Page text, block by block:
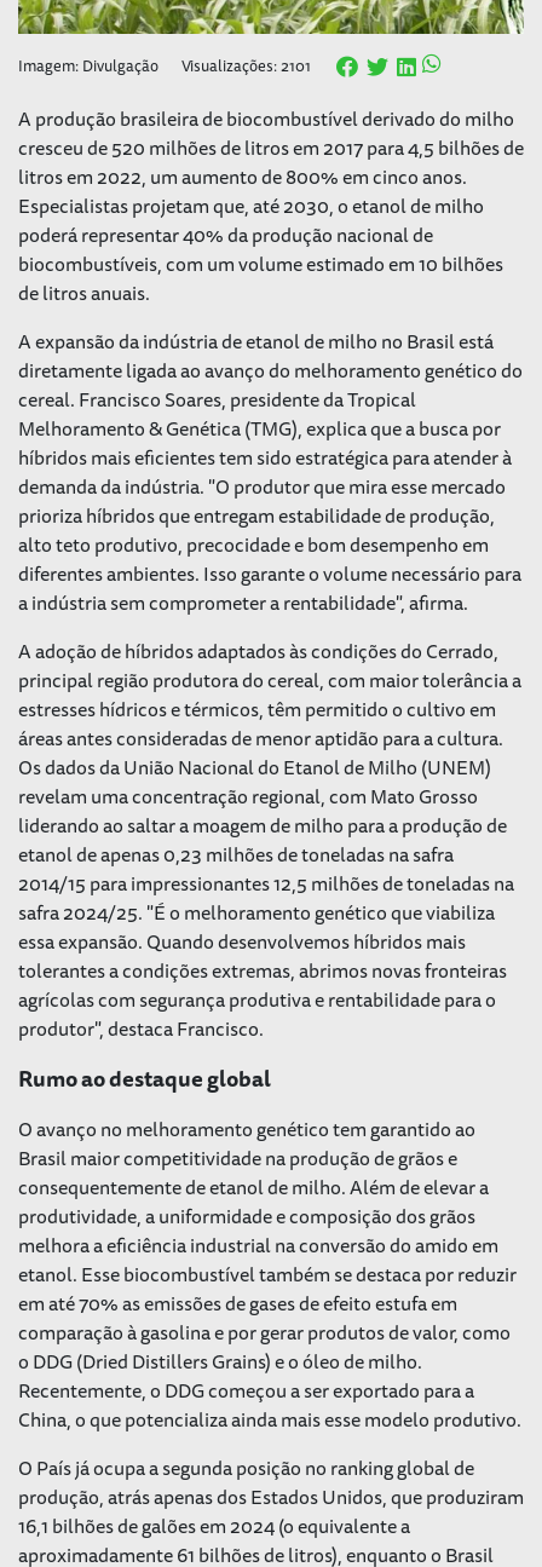
Imagem: Divulgação Visualizações: 2101
A produção brasileira de biocombustível derivado do milho
cresceu de 520 milhões de litros em 2017 para 4,5 bilhões de
litros em 2022, um aumento de 800% em cinco anos.
Especialistas projetam que, até 2030, o etanol de milho
poderá representar 40% da produção nacional de
biocombustíveis, com um volume estimado em 10 bilhões
de litros anuais.
A expansão da indústria de etanol de milho no Brasil está
diretamente ligada ao avanço do melhoramento genético do
cereal. Francisco Soares, presidente da Tropical
Melhoramento & Genética (TMG), explica que a busca por
híbridos mais eficientes tem sido estratégica para atender à
demanda da indústria. "O produtor que mira esse mercado
prioriza híbridos que entregam estabilidade de produção,
alto teto produtivo, precocidade e bom desempenho em
diferentes ambientes. Isso garante o volume necessário para
a indústria sem comprometer a rentabilidade", afirma.
A adoção de híbridos adaptados às condições do Cerrado,
principal região produtora do cereal, com maior tolerância a
estresses hídricos e térmicos, têm permitido o cultivo em
áreas antes consideradas de menor aptidão para a cultura.
Os dados da União Nacional do Etanol de Milho (UNEM)
revelam uma concentração regional, com Mato Grosso
liderando ao saltar a moagem de milho para a produção de
etanol de apenas 0,23 milhões de toneladas na safra
2014/15 para impressionantes 12,5 milhões de toneladas na
safra 2024/25. "É o melhoramento genético que viabiliza
essa expansão. Quando desenvolvemos híbridos mais
tolerantes a condições extremas, abrimos novas fronteiras
agrícolas com segurança produtiva e rentabilidade para o
produtor", destaca Francisco.
Rumo ao destaque global
O avanço no melhoramento genético tem garantido ao
Brasil maior competitividade na produção de grãos e
consequentemente de etanol de milho. Além de elevar a
produtividade, a uniformidade e composição dos grãos
melhora a eficiência industrial na conversão do amido em
etanol. Esse biocombustível também se destaca por reduzir
em até 70% as emissões de gases de efeito estufa em
comparação à gasolina e por gerar produtos de valor, como
o DDG (Dried Distillers Grains) e o óleo de milho.
Recentemente, o DDG começou a ser exportado para a
China, o que potencializa ainda mais esse modelo produtivo.
O País já ocupa a segunda posição no ranking global de
produção, atrás apenas dos Estados Unidos, que produziram
16,1 bilhões de galões em 2024 (o equivalente a
aproximadamente 61 bilhões de litros), enquanto o Brasil